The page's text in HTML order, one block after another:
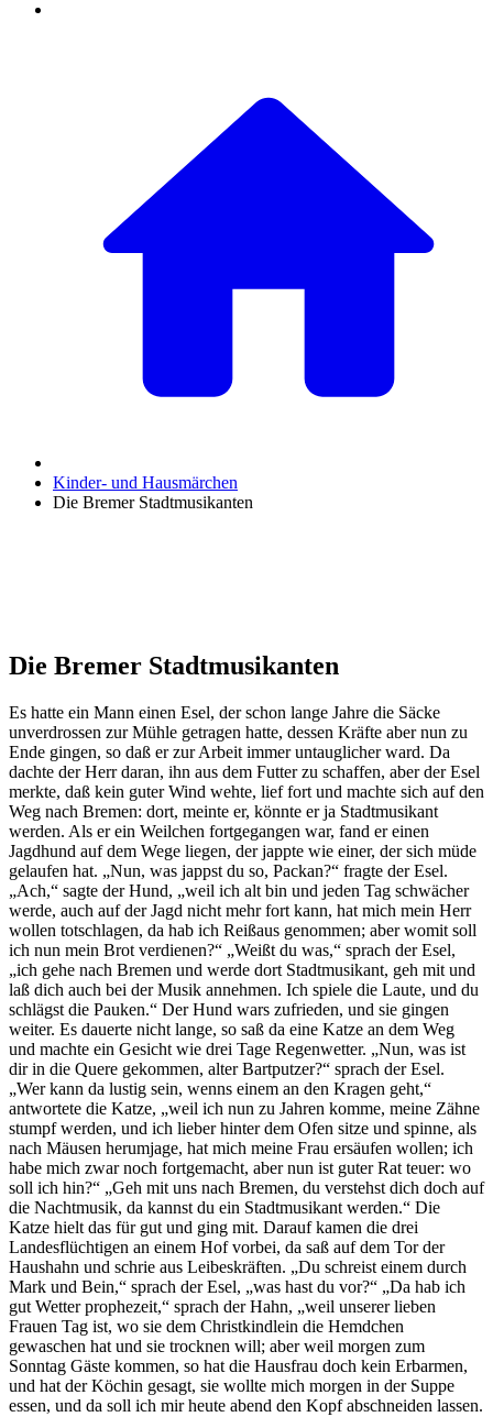
Kinder- und Hausmärchen
Die Bremer Stadtmusikanten
Die Bremer Stadtmusikanten
Es hatte ein Mann einen Esel, der schon lange Jahre die Säcke
unverdrossen zur Mühle getragen hatte, dessen Kräfte aber nun zu
Ende gingen, so daß er zur Arbeit immer untauglicher ward. Da
dachte der Herr daran, ihn aus dem Futter zu schaffen, aber der Esel
merkte, daß kein guter Wind wehte, lief fort und machte sich auf den
Weg nach Bremen: dort, meinte er, könnte er ja Stadtmusikant
werden. Als er ein Weilchen fortgegangen war, fand er einen
Jagdhund auf dem Wege liegen, der jappte wie einer, der sich müde
gelaufen hat. „Nun, was jappst du so, Packan?“ fragte der Esel.
„Ach,“ sagte der Hund, „weil ich alt bin und jeden Tag schwächer
werde, auch auf der Jagd nicht mehr fort kann, hat mich mein Herr
wollen totschlagen, da hab ich Reißaus genommen; aber womit soll
ich nun mein Brot verdienen?“ „Weißt du was,“ sprach der Esel,
„ich gehe nach Bremen und werde dort Stadtmusikant, geh mit und
laß dich auch bei der Musik annehmen. Ich spiele die Laute, und du
schlägst die Pauken.“ Der Hund wars zufrieden, und sie gingen
weiter. Es dauerte nicht lange, so saß da eine Katze an dem Weg
und machte ein Gesicht wie drei Tage Regenwetter. „Nun, was ist
dir in die Quere gekommen, alter Bartputzer?“ sprach der Esel.
„Wer kann da lustig sein, wenns einem an den Kragen geht,“
antwortete die Katze, „weil ich nun zu Jahren komme, meine Zähne
stumpf werden, und ich lieber hinter dem Ofen sitze und spinne, als
nach Mäusen herumjage, hat mich meine Frau ersäufen wollen; ich
habe mich zwar noch fortgemacht, aber nun ist guter Rat teuer: wo
soll ich hin?“ „Geh mit uns nach Bremen, du verstehst dich doch auf
die Nachtmusik, da kannst du ein Stadtmusikant werden.“ Die
Katze hielt das für gut und ging mit. Darauf kamen die drei
Landesflüchtigen an einem Hof vorbei, da saß auf dem Tor der
Haushahn und schrie aus Leibeskräften. „Du schreist einem durch
Mark und Bein,“ sprach der Esel, „was hast du vor?“ „Da hab ich
gut Wetter prophezeit,“ sprach der Hahn, „weil unserer lieben
Frauen Tag ist, wo sie dem Christkindlein die Hemdchen
gewaschen hat und sie trocknen will; aber weil morgen zum
Sonntag Gäste kommen, so hat die Hausfrau doch kein Erbarmen,
und hat der Köchin gesagt, sie wollte mich morgen in der Suppe
essen, und da soll ich mir heute abend den Kopf abschneiden lassen.